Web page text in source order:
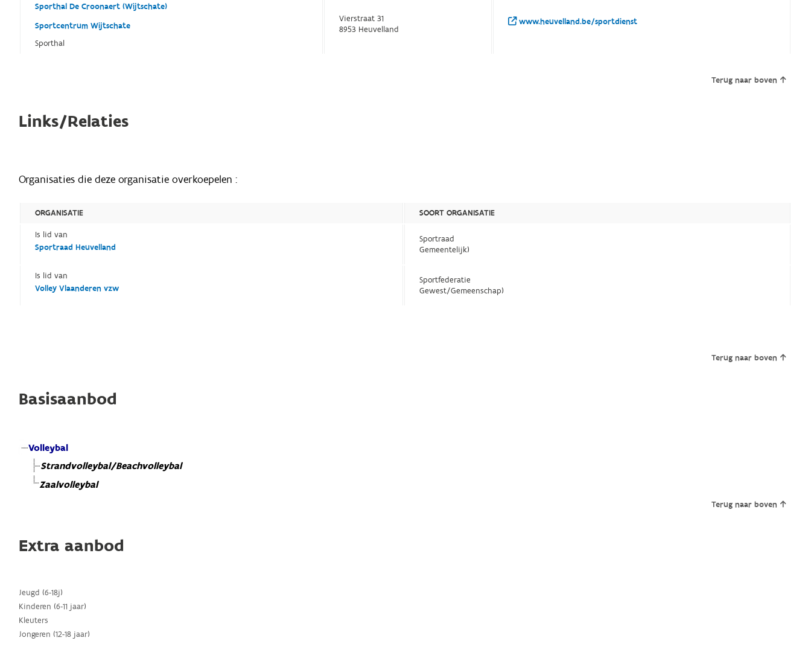
Sporthal De Croonaert (Wijtschate)
Sportcentrum Wijtschate
Sporthal
Vierstraat 31
8953 Heuvelland
www.heuvelland.be/sportdienst
Terug naar boven
Links/Relaties
Organisaties die deze organisatie overkoepelen :
ORGANISATIE
SOORT ORGANISATIE
Is lid van
Sportraad Heuvelland
Sportraad
Gemeentelijk)
Is lid van
Volley Vlaanderen vzw
Sportfederatie
Gewest/Gemeenschap)
Terug naar boven
Basisaanbod
Volleybal
Strandvolleybal/Beachvolleybal
Zaalvolleybal
Terug naar boven
Extra aanbod
Jeugd (6-18j)
Kinderen (6-11 jaar)
Kleuters
Jongeren (12-18 jaar)